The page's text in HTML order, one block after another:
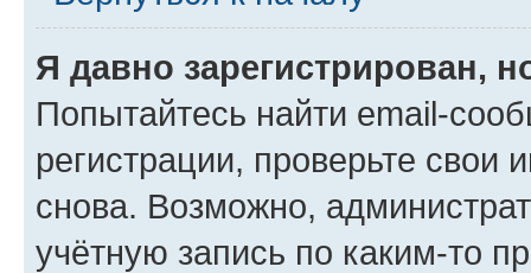
Я давно зарегистрирован,
Попытайтесь найти email-
регистрации, проверьте свои
снова. Возможно,
учётную запись по каким-то